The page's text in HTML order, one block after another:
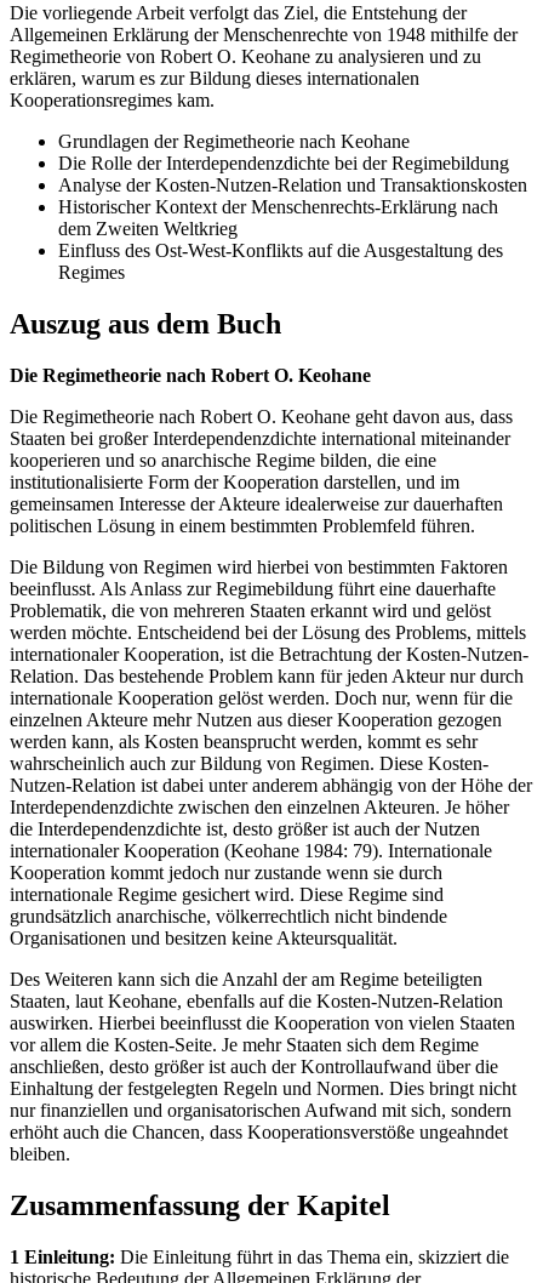
Die vorliegende Arbeit verfolgt das Ziel, die Entstehung der
Allgemeinen Erklärung der Menschenrechte von 1948 mithilfe der
Regimetheorie von Robert O. Keohane zu analysieren und zu
erklären, warum es zur Bildung dieses internationalen
Kooperationsregimes kam.
Grundlagen der Regimetheorie nach Keohane
Die Rolle der Interdependenzdichte bei der Regimebildung
Analyse der Kosten-Nutzen-Relation und Transaktionskosten
Historischer Kontext der Menschenrechts-Erklärung nach
dem Zweiten Weltkrieg
Einfluss des Ost-West-Konflikts auf die Ausgestaltung des
Regimes
Auszug aus dem Buch
Die Regimetheorie nach Robert O. Keohane
Die Regimetheorie nach Robert O. Keohane geht davon aus, dass
Staaten bei großer Interdependenzdichte international miteinander
kooperieren und so anarchische Regime bilden, die eine
institutionalisierte Form der Kooperation darstellen, und im
gemeinsamen Interesse der Akteure idealerweise zur dauerhaften
politischen Lösung in einem bestimmten Problemfeld führen.
Die Bildung von Regimen wird hierbei von bestimmten Faktoren
beeinflusst. Als Anlass zur Regimebildung führt eine dauerhafte
Problematik, die von mehreren Staaten erkannt wird und gelöst
werden möchte. Entscheidend bei der Lösung des Problems, mittels
internationaler Kooperation, ist die Betrachtung der Kosten-Nutzen-
Relation. Das bestehende Problem kann für jeden Akteur nur durch
internationale Kooperation gelöst werden. Doch nur, wenn für die
einzelnen Akteure mehr Nutzen aus dieser Kooperation gezogen
werden kann, als Kosten beansprucht werden, kommt es sehr
wahrscheinlich auch zur Bildung von Regimen. Diese Kosten-
Nutzen-Relation ist dabei unter anderem abhängig von der Höhe der
Interdependenzdichte zwischen den einzelnen Akteuren. Je höher
die Interdependenzdichte ist, desto größer ist auch der Nutzen
internationaler Kooperation (Keohane 1984: 79). Internationale
Kooperation kommt jedoch nur zustande wenn sie durch
internationale Regime gesichert wird. Diese Regime sind
grundsätzlich anarchische, völkerrechtlich nicht bindende
Organisationen und besitzen keine Akteursqualität.
Des Weiteren kann sich die Anzahl der am Regime beteiligten
Staaten, laut Keohane, ebenfalls auf die Kosten-Nutzen-Relation
auswirken. Hierbei beeinflusst die Kooperation von vielen Staaten
vor allem die Kosten-Seite. Je mehr Staaten sich dem Regime
anschließen, desto größer ist auch der Kontrollaufwand über die
Einhaltung der festgelegten Regeln und Normen. Dies bringt nicht
nur finanziellen und organisatorischen Aufwand mit sich, sondern
erhöht auch die Chancen, dass Kooperationsverstöße ungeahndet
bleiben.
Zusammenfassung der Kapitel
1 Einleitung: Die Einleitung führt in das Thema ein, skizziert die
historische Bedeutung der Allgemeinen Erklärung der